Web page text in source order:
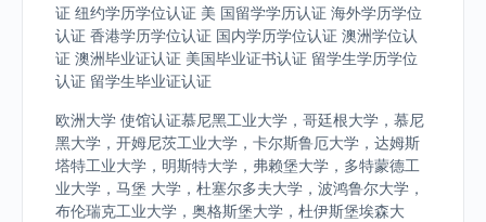
证 纽约学历学位认证 美 国留学学历认证 海外学历学位
认证 香港学历学位认证 国内学历学位认证 澳洲学位认
证 澳洲毕业证认证 美国毕业证书认证 留学生学历学位
认证 留学生毕业证认证
欧洲大学 使馆认证慕尼黑工业大学，哥廷根大学，慕尼
黑大学，开姆尼茨工业大学，卡尔斯鲁厄大学，达姆斯
塔特工业大学，明斯特大学，弗赖堡大学，多特蒙德工
业大学，马堡 大学，杜塞尔多夫大学，波鸿鲁尔大学，
布伦瑞克工业大学，奥格斯堡大学，杜伊斯堡埃森大